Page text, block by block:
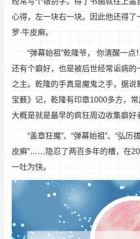
心得，左一块右一块。因此他还得
罗·牛皮癣。
“弹幕始祖”乾隆爷， 你清醒一点
还有个癖好，也是被后世经常诟病的
之主。乾隆的手真是魔鬼之手，据说
宝薮》记，乾隆有印章1000多方，
大概是就是最早的疯狂周边收集癖好
“盖章狂魔”、“弹幕始祖”、“弘历
皮癣”……隐忍了两百多年的槽，在
一吐为快。